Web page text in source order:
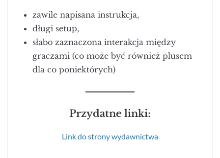
zawile napisana instrukcja,
długi setup,
słabo zaznaczona interakcja między
graczami (co może być również plusem
dla co poniektórych)
Przydatne linki:
Link do strony wydawnictwa